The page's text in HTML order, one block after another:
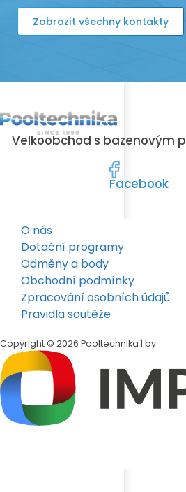
Zobrazit všechny kontakty
Velkoobchod s bazenovým
Facebook
O nás
Dotační programy
Odměny a body
Obchodní podmínky
Zpracování osobních údajů
Pravidla soutěže
Copyright © 2026 Pooltechnika | by